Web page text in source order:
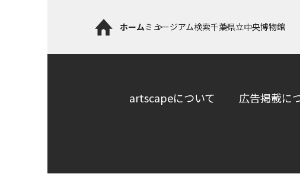
ホームミュージアム検索千葉県立中央博物館
artscapeについて 広告掲載に